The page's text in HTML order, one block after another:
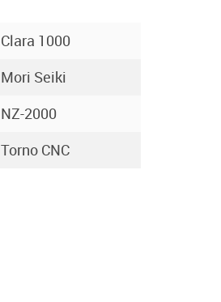
Clara 1000
Mori Seiki
NZ-2000
Torno CNC